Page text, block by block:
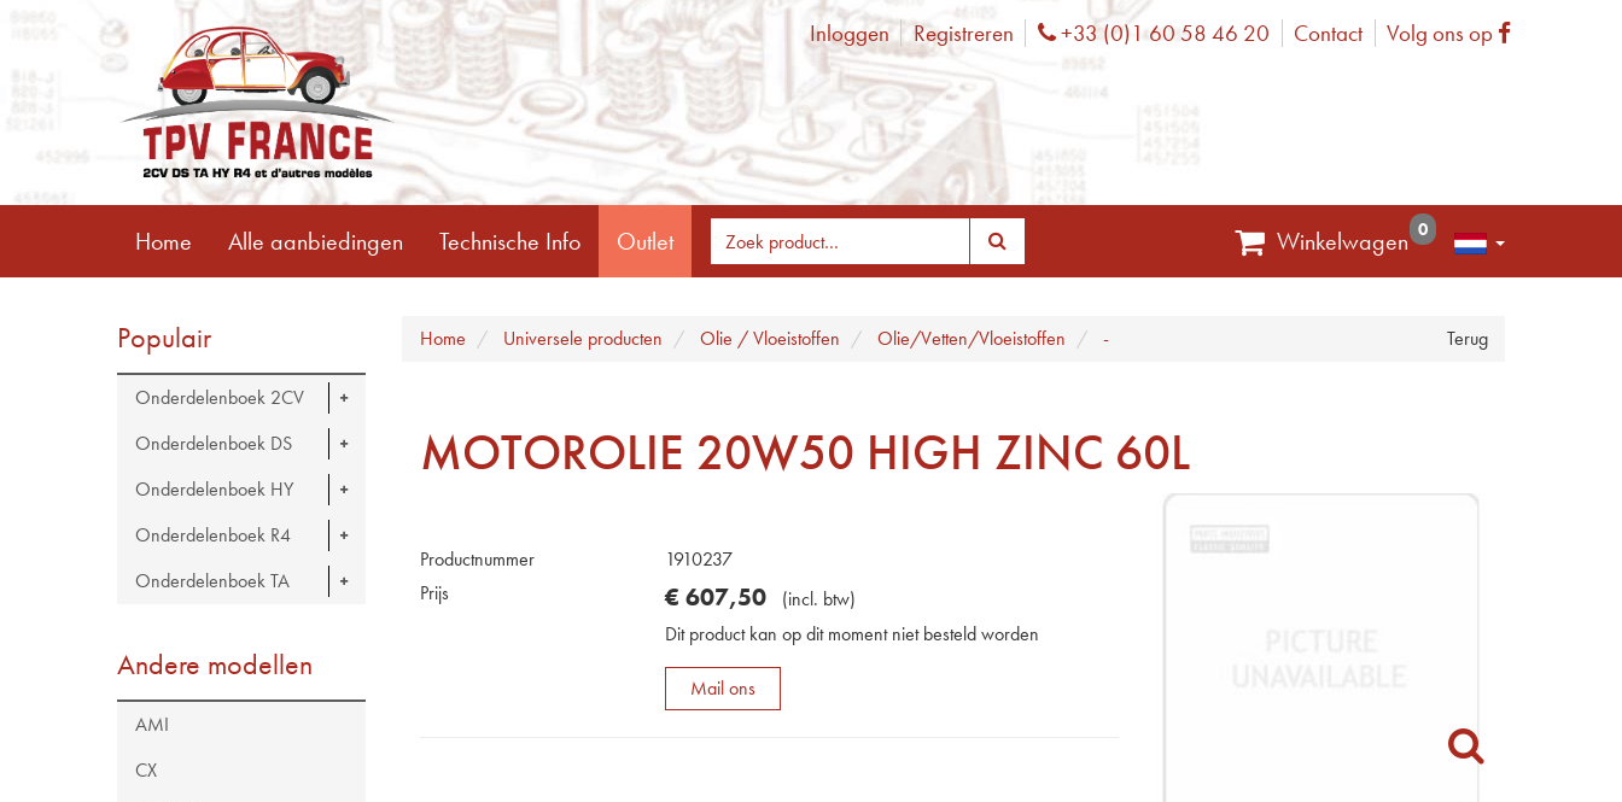
Inloggen Registreren Phone
+33 (0)1 60 58 46 20 Contact Volg ons op Facebook
Home Alle aanbiedingen Technische Info Outlet Winkelwagen 0
Populair
Onderdelenboek 2CV
Onderdelenboek DS
Onderdelenboek HY
Onderdelenboek R4
Onderdelenboek TA
Andere modellen
AMI
CX
Terug
Home Universele producten Olie / Vloeistoffen Olie/Vetten/Vloeistoffen -
MOTOROLIE 20W50 HIGH ZINC 60L
Productnummer
1910237
Prijs
€ 607,50 (incl. btw)
Dit product kan op dit moment niet besteld worden
Mail ons